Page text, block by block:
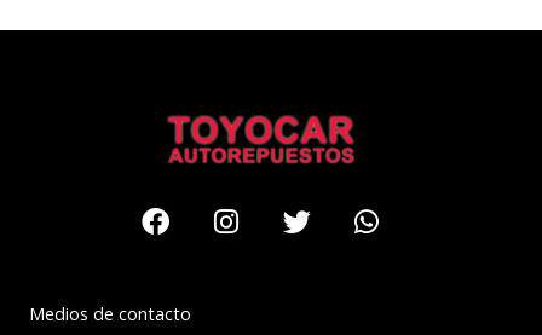
FacebookInstagram
TwitterWhatsapp
Medios de contacto